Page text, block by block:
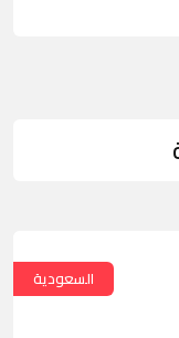
السعودية